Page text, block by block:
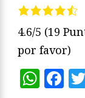
4.6/5 (19
por favor)